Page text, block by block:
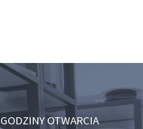
GODZINY OTWARCIA